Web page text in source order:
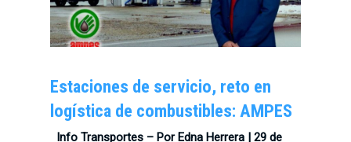
Estaciones de servicio, reto en
logística de combustibles: AMPES
Info Transportes – Por Edna Herrera | 29 de